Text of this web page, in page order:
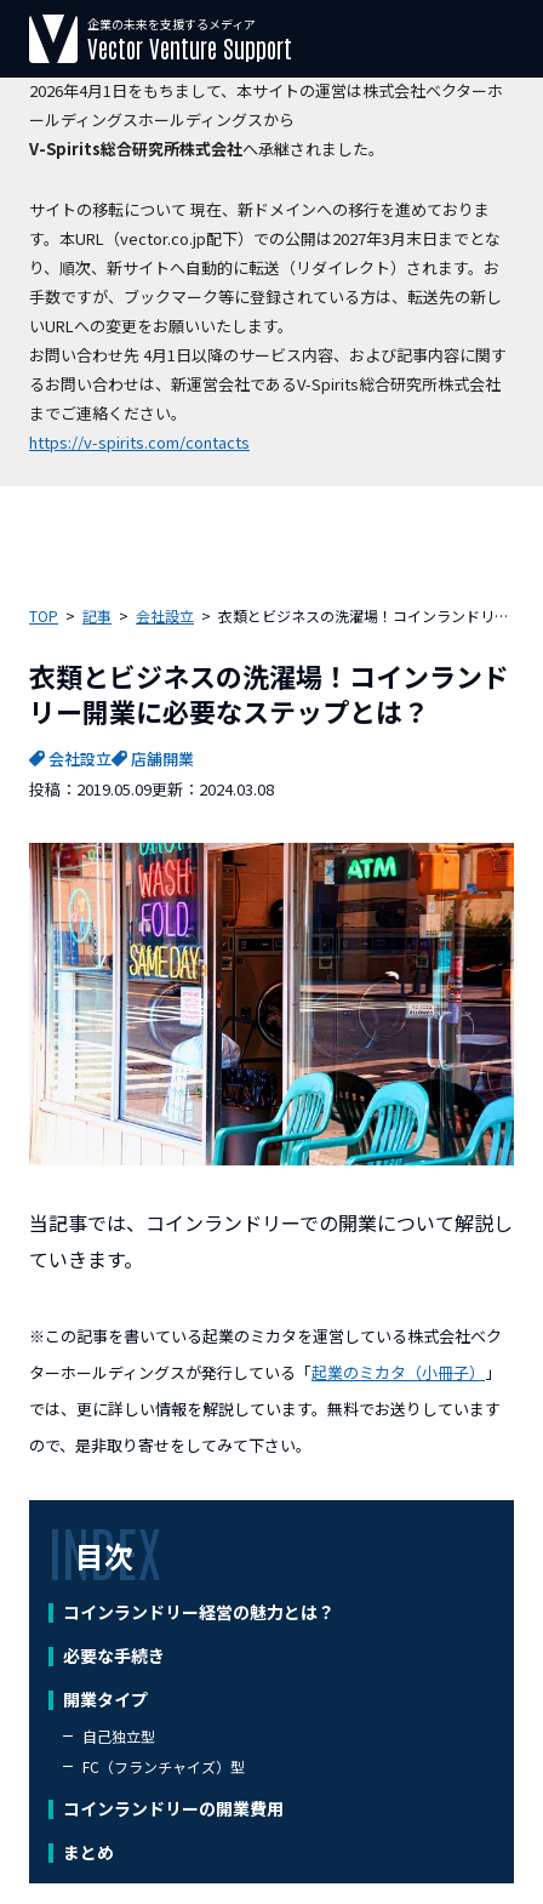
【運営会社変更のお知らせ】
2026年4月1日をもちまして、本サイトの運営は株式会社ベクターホ
ールディングスホールディングスから
V-Spirits総合研究所株式会社へ承継されました。
サイトの移転について 現在、新ドメインへの移行を進めておりま
す。本URL（vector.co.jp配下）での公開は2027年3月末日までとな
り、順次、新サイトへ自動的に転送（リダイレクト）されます。お
手数ですが、ブックマーク等に登録されている方は、転送先の新し
いURLへの変更をお願いいたします。
お問い合わせ先 4月1日以降のサービス内容、および記事内容に関す
るお問い合わせは、新運営会社であるV-Spirits総合研究所株式会社
までご連絡ください。
https://v-spirits.com/contacts
企業の未来を支援するメディア
Vector Venture Support
TOP 記事 会社設立 衣類とビジネスの洗濯場！コインランドリー開業に必要なステップとは？
衣類とビジネスの洗濯場！コインランド
リー開業に必要なステップとは？
会社設立
店舗開業
投稿： 2019.05.09更新： 2024.03.08
当記事では、コインランドリーでの開業について解説し
ていきます。
※この記事を書いている起業のミカタを運営している株式会社ベク
ターホールディングスが発行している「起業のミカタ（小冊子）
」
では、更に詳しい情報を解説しています。無料でお送りしています
ので、是非取り寄せをしてみて下さい。
目次
コインランドリー経営の魅力とは？
必要な手続き
開業タイプ
自己独立型
FC（フランチャイズ）型
コインランドリーの開業費用
まとめ